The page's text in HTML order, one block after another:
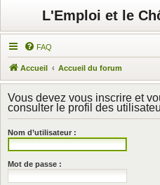
L'Emploi et le
FAQ
Accueil Accueil du forum
Vous devez vous inscrire et
consulter le profil des
Nom d’utilisateur :
Mot de passe :